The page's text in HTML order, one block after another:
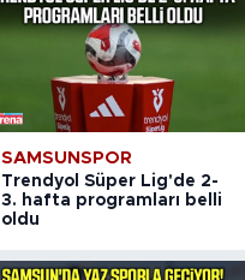
SAMSUNSPOR
Trendyol Süper Lig'de 2-
3. hafta programları belli
oldu